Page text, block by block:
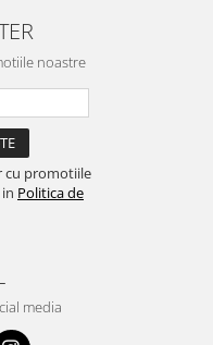
noastre
cu promotiile
Politica de
media